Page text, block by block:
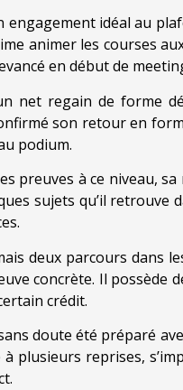
engagement idéal au
animer les courses
en début de
net regain de forme
son retour en
podium.
preuves à ce niveau,
sujets qu’il retrouve
deux parcours dans
concrète. Il
crédit.
doute été préparé
plusieurs reprises,